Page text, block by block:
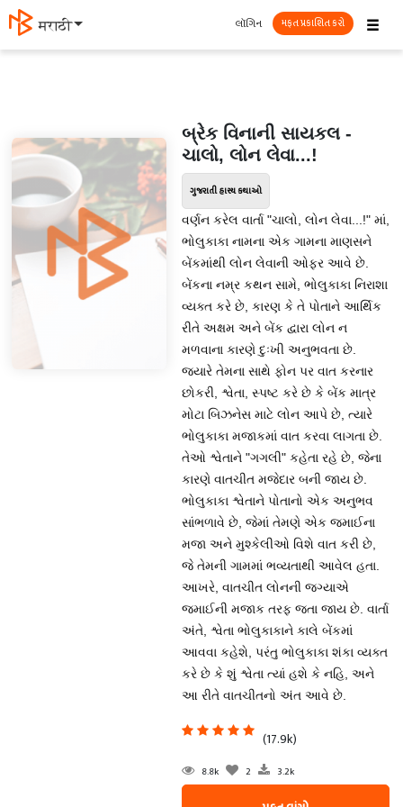
मराठी ☰
લૉગિન મફત પ્રકાશિત કરો
બ્રેક વિનાની સાયકલ -
ચાલો, લોન લેવા...!
ગુજરાતી હાસ્ય કથાઓ
વર્ણન કરેલ વાર્તા "ચાલો, લોન લેવા...!" માં,
ભોલુકાકા નામના એક ગામના માણસને
બેંકમાંથી લોન લેવાની ઓફર આવે છે.
બેંકના નમ્ર કથન સામે, ભોલુકાકા નિરાશા
વ્યક્ત કરે છે, કારણ કે તે પોતાને આર્થિક
રીતે અક્ષમ અને બેંક દ્વારા લોન ન
મળવાના કારણે દુઃખી અનુભવતા છે.
જ્યારે તેમના સાથે ફોન પર વાત કરનાર
છોકરી, શ્વેતા, સ્પષ્ટ કરે છે કે બેંક માત્ર
મોટા બિઝનેસ માટે લોન આપે છે, ત્યારે
ભોલુકાકા મજાકમાં વાત કરવા લાગતા છે.
તેઓ શ્વેતાને "ગગલી" કહેતા રહે છે, જેના
કારણે વાતચીત મજેદાર બની જાય છે.
ભોલુકાકા શ્વેતાને પોતાનો એક અનુભવ
સાંભળાવે છે, જેમાં તેમણે એક જમાઈના
મજા અને મુશ્કેલીઓ વિશે વાત કરી છે,
જે તેમની ગામમાં ભવ્યતાથી આવેલ હતા.
આખરે, વાતચીત લોનની જગ્યાએ
જમાઈની મજાક તરફ જતા જાય છે. વાર્તા
અંતે, શ્વેતા ભોલુકાકાને કાલે બેંકમાં
આવવા કહેશે, પરંતુ ભોલુકાકા શંકા વ્યક્ત
કરે છે કે શું શ્વેતા ત્યાં હશે કે નહિ, અને
આ રીતે વાતચીતનો અંત આવે છે.
(17.9k)
8.8k 2 3.2k